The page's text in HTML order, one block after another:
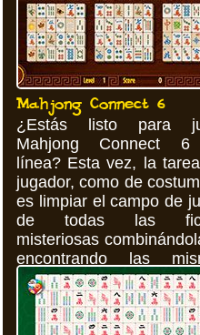
Mahjong Connect 6
¿Estás listo para
Mahjong Connect
línea? Esta vez, la
jugador, como de
es limpiar el campo de
de todas las
misteriosas
encontrando las
imágenes.